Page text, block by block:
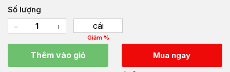
Số lượng
cái
Giảm %
Thêm vào giỏ Mua ngay